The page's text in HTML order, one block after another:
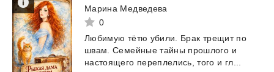
Марина Медведева
0
Любимую тëтю убили. Брак трещит по
швам.
Семейные тайны прошлого и
настоящего переплелись, того и гл...